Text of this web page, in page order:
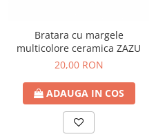
Bratara cu margele
multicolore ceramica ZAZU
20,00 RON
ADAUGA IN COS